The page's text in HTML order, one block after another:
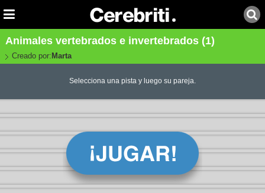
Animales vertebrados e invertebrados (1)
Creado por: Marta
Selecciona una pista y luego su pareja.